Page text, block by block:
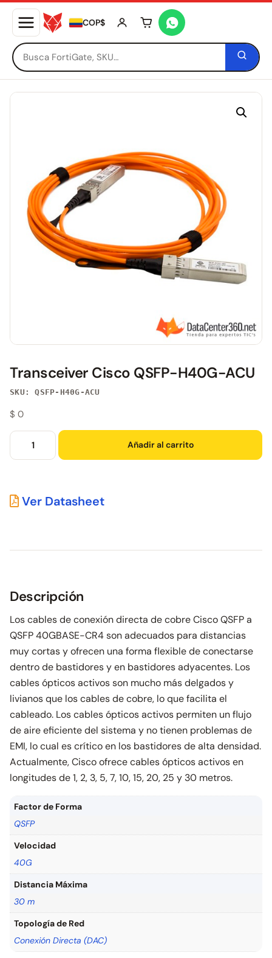
COP$ Tu carrito está vacío
Transceiver Cisco QSFP-H40G-ACU
SKU: QSFP-H40G-ACU
$ 0
Añadir al carrito
Ver Datasheet
Descripción
Los cables de conexión directa de cobre Cisco QSFP a
QSFP 40GBASE-CR4 son adecuados para distancias
muy cortas y ofrecen una forma flexible de conectarse
dentro de bastidores y en bastidores adyacentes. Los
cables ópticos activos son mucho más delgados y
livianos que los cables de cobre, lo que facilita el
cableado. Los cables ópticos activos permiten un flujo
de aire eficiente del sistema y no tienen problemas de
EMI, lo cual es crítico en los bastidores de alta densidad.
Actualmente, Cisco ofrece cables ópticos activos en
longitudes de 1, 2, 3, 5, 7, 10, 15, 20, 25 y 30 metros.
Factor de Forma
QSFP
Velocidad
40G
Distancia Máxima
30 m
Topología de Red
Conexión Directa (DAC)